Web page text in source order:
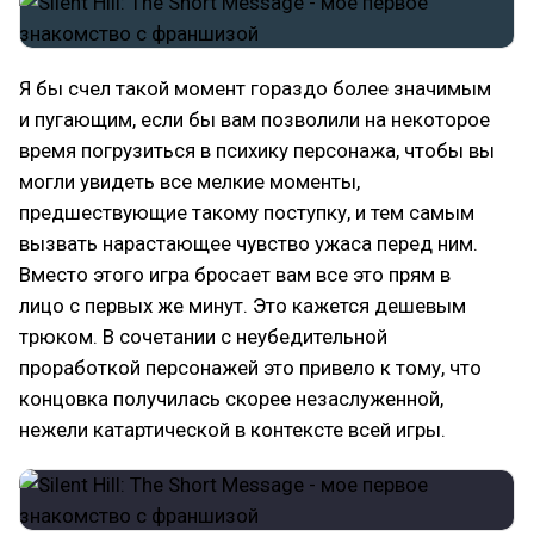
Я бы счел такой момент гораздо более значимым
и пугающим, если бы вам позволили на некоторое
время погрузиться в психику персонажа, чтобы вы
могли увидеть все мелкие моменты,
предшествующие такому поступку, и тем самым
вызвать нарастающее чувство ужаса перед ним.
Вместо этого игра бросает вам все это прям в
лицо с первых же минут. Это кажется дешевым
трюком. В сочетании с неубедительной
проработкой персонажей это привело к тому, что
концовка получилась скорее незаслуженной,
нежели катартической в контексте всей игры.